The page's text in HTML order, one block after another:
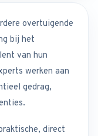
overtuigende
bij het
van hun
werken aan
gedrag,
direct